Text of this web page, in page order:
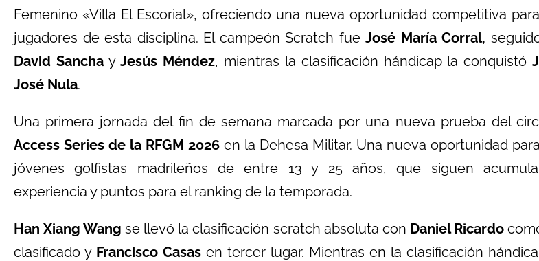
Femenino «Villa El Escorial», ofreciendo una nueva oportunidad competitiva
jugadores de esta disciplina. El campeón Scratch fue José María Corral,
David SanchayJesús Méndez, mientras la clasificación hándicap la conquistó
José Nula.
Una primera jornada del fin de semana marcada por una nueva prueba del
Access Series de la RFGM 2026 en la Dehesa Militar. Una nueva oportunidad
jóvenes golfistas madrileños de entre 13 y 25 años, que siguen
experiencia y puntos para el ranking de la temporada.
Han Xiang Wang se llevó la clasificación scratch absoluta con Daniel Ricardo
clasificado y Francisco Casas en tercer lugar. Mientras en la clasificación